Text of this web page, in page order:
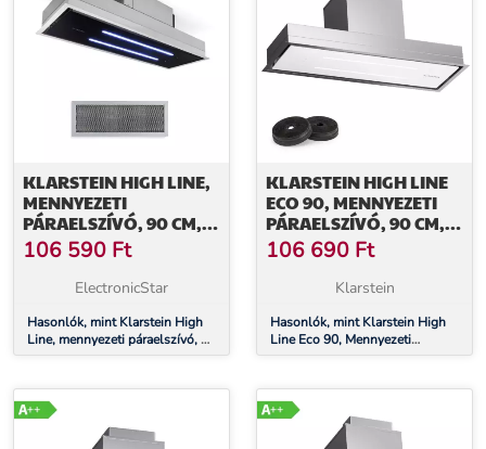
KLARSTEIN HIGH LINE,
MENNYEZETI
PÁRAELSZÍVÓ, 90 CM,
410 M³/Ó, 75 W, 3
FOKOZAT,
TÁVIRÁNYÍTÓ, FEKETE
106 590 Ft
ElectronicStar
Hasonlók, mint Klarstein High
Line, mennyezeti páraelszívó, 90
cm, 410 m³/ó, 75 W, 3 fokozat,
KLARSTEIN HIGH LINE
ECO 90, MENNYEZETI
PÁRAELSZÍVÓ, 90 CM,
436 M³/Ó, FOKOZATOK,
TÁVIRÁNYÍTÓ,
KÖRNYEZETI VILÁGÍTÁS
106 690 Ft
Klarstein
Hasonlók, mint Klarstein High
Line Eco 90, Mennyezeti
páraelszívó, 90 cm, 436 m³/ó,
környezeti világítás